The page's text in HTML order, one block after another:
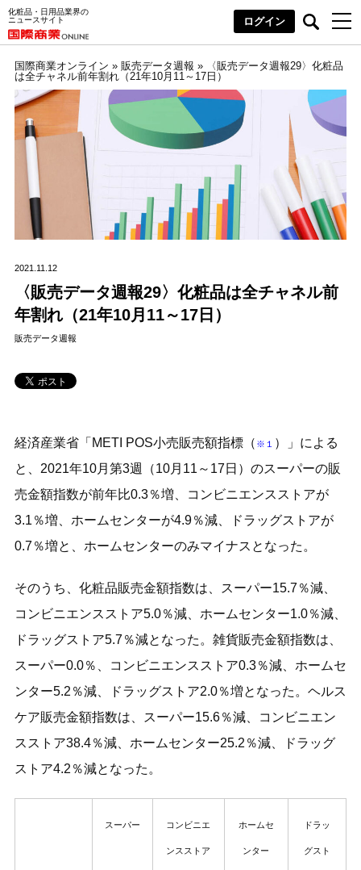
化粧品・日用品業界の
ニュースサイト
ログイン
国際商業オンライン » 販売データ週報 »
〈販売データ週報29〉化粧品
は全チャネル前年割れ（21年10月11～17日）
2021.11.12
〈販売データ週報29〉化粧品は全チャネル前
年割れ（21年10月11～17日）
販売データ週報
経済産業省「METI POS小売販売額指標（ ※１ ）」による
と、2021年10月第3週（10月11～17日）のスーパーの販
売金額指数が前年比0.3％増、コンビニエンスストアが
3.1％増、ホームセンターが4.9％減、ドラッグストアが
0.7％増と、ホームセンターのみマイナスとなった。
そのうち、化粧品販売金額指数は、スーパー15.7％減、
コンビニエンスストア5.0％減、ホームセンター1.0％減、
ドラッグストア5.7％減となった。雑貨販売金額指数は、
スーパー0.0％、コンビニエンスストア0.3％減、ホームセ
ンター5.2％減、ドラッグストア2.0％増となった。ヘルス
ケア販売金額指数は、スーパー15.6％減、コンビニエン
スストア38.4％減、ホームセンター25.2％減、ドラッグ
ストア4.2％減となった。
スーパー コンビニエ
ンスストア
ホームセ
ンター
ドラッ
グスト